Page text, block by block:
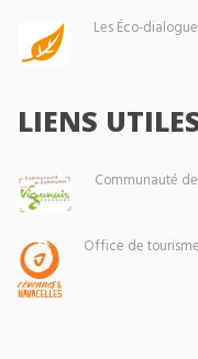
Les Éco-
LIENS
Communauté
Office de